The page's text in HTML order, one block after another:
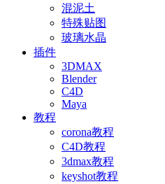
混泥土
特殊贴图
玻璃水晶
插件
3DMAX
Blender
C4D
Maya
教程
corona教程
C4D教程
3dmax教程
keyshot教程